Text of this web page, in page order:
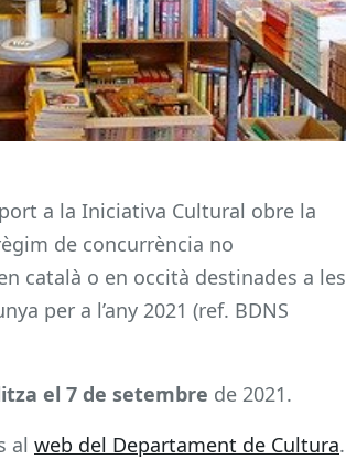
a la Iniciativa Cultural obre la
de concurrència no
català o en occità destinades a les
per a l’any 2021 (ref. BDNS
el 7 de setembre de 2021.
al web del Departament de Cultura.